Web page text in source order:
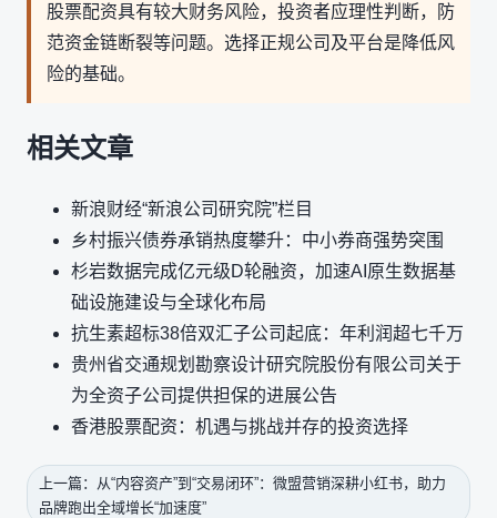
股票配资具有较大财务风险，投资者应理性判断，防
范资金链断裂等问题。选择正规公司及平台是降低风
险的基础。
相关文章
新浪财经“新浪公司研究院”栏目
乡村振兴债券承销热度攀升：中小券商强势突围
杉岩数据完成亿元级D轮融资，加速AI原生数据基
础设施建设与全球化布局
抗生素超标38倍双汇子公司起底：年利润超七千万
贵州省交通规划勘察设计研究院股份有限公司关于
为全资子公司提供担保的进展公告
香港股票配资：机遇与挑战并存的投资选择
上一篇：从“内容资产”到“交易闭环”：微盟营销深耕小红书，助力
品牌跑出全域增长“加速度”